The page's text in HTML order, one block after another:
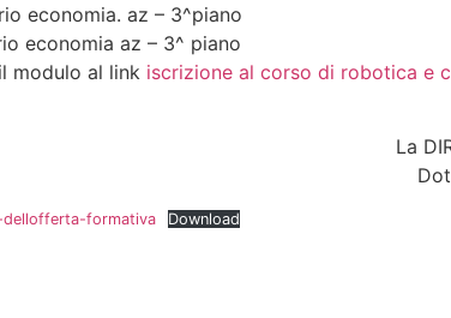
economia. az – 3^piano
economia az – 3^ piano
modulo al link iscrizione al corso di robotica e
La
formativa Download